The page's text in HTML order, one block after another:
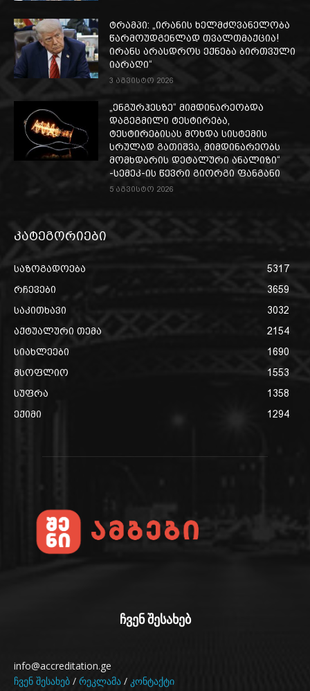
ტრამპი: „ირანის ხელმძღვანელობა
წარმოუდგენლად თვალთმაქცია!
ირანს არასდროს ექნება ბირთვული
იარაღი“
3 აგვისტო 2026
„ენგურჰესზე“ მიმდინარეობდა
დაგეგმილი ტესტირება,
ტესტირებისას მოხდა სისტემის
სრულად გათიშვა, მიმდინარეობს
მომხდარის დეტალური ანალიზი“
-სემეკ-ის წევრი გიორგი ფანგანი
5 აგვისტო 2026
კატეგორიები
საზოგადოება
5317
რჩევები
3659
საკითხავი
3032
აქტუალური თემა
2154
სიახლეები
1690
მსოფლიო
1553
სუფრა
1358
ექიმი
1294
ჩვენ შესახებ
info@accreditation.ge
ჩვენ შესახებ / რეკლამა / კონტაქტი